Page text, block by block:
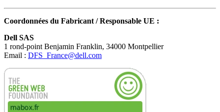
Coordonnées du Fabricant / Responsable UE :
Dell SAS
1 rond-point Benjamin Franklin, 34000 Montpellier
Email : DFS_France@dell.com